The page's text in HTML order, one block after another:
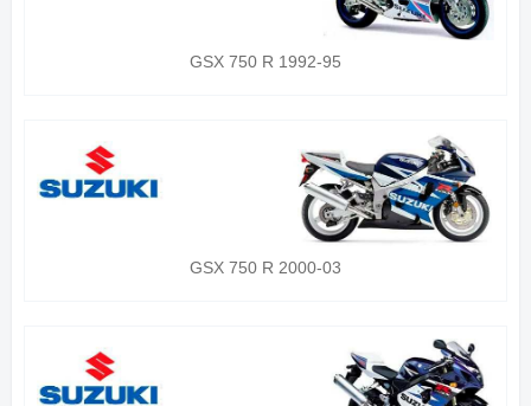
GSX 750 R 1992-95
GSX 750 R 2000-03